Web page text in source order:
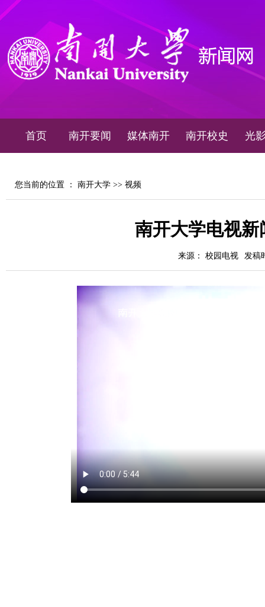
首页 南开要闻 媒体南开 南开校史 光
您当前的位置 ： 南开大学 >> 视频
南开大学电视新
来源： 校园电视 发稿